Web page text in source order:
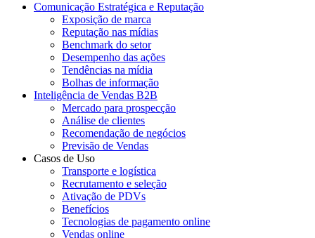
Comunicação Estratégica e Reputação
Exposição de marca
Reputação nas mídias
Benchmark do setor
Desempenho das ações
Tendências na mídia
Bolhas de informação
Inteligência de Vendas B2B
Mercado para prospecção
Análise de clientes
Recomendação de negócios
Previsão de Vendas
Casos de Uso
Transporte e logística
Recrutamento e seleção
Ativação de PDVs
Benefícios
Tecnologias de pagamento online
Vendas online